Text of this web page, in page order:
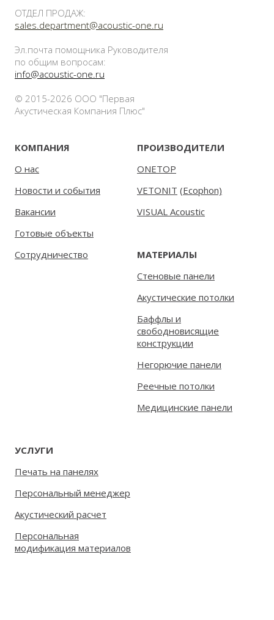
ОТДЕЛ ПРОДАЖ:
sales.department@acoustic-one.ru
Эл.почта помощника Руководителя
по общим вопросам:
info@acoustic-one.ru
© 2015-2026 ООО "Первая
Акустическая Компания Плюс"
КОМПАНИЯ
О нас
Новости и события
Вакансии
Готовые объекты
Сотрудничество
ПРОИЗВОДИТЕЛИ
ONETOP
VETONIT (Ecophon)
VISUAL Acoustic
МАТЕРИАЛЫ
Стеновые панели
Акустические потолки
Баффлы и
свободновисящие
конструкции
Негорючие панели
Реечные потолки
Медицинские панели
УСЛУГИ
Печать на панелях
Персональный менеджер
Акустический расчет
Персональная
модификация материалов